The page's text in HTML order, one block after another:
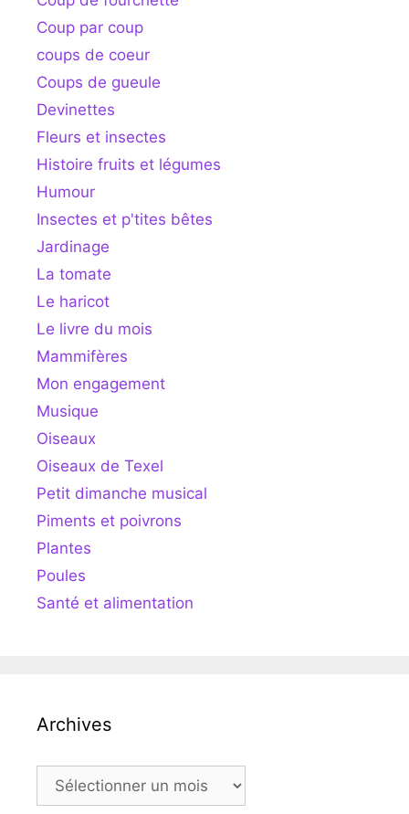
Coup par coup
coups de coeur
Coups de gueule
Devinettes
Fleurs et insectes
Histoire fruits et légumes
Humour
Insectes et p'tites bêtes
Jardinage
La tomate
Le haricot
Le livre du mois
Mammifères
Mon engagement
Musique
Oiseaux
Oiseaux de Texel
Petit dimanche musical
Piments et poivrons
Plantes
Poules
Santé et alimentation
Archives
Archives